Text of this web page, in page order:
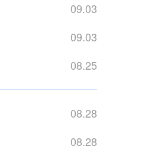
09.03
09.03
08.25
08.28
08.28